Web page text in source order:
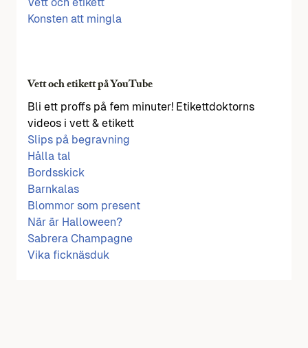
Konsten att mingla
Vett och etikett på YouTube
Bli ett proffs på fem minuter! Etikettdoktorns
videos i vett & etikett
Slips på begravning
Hålla tal
Bordsskick
Barnkalas
Blommor som present
När är Halloween?
Sabrera Champagne
Vika ficknäsduk